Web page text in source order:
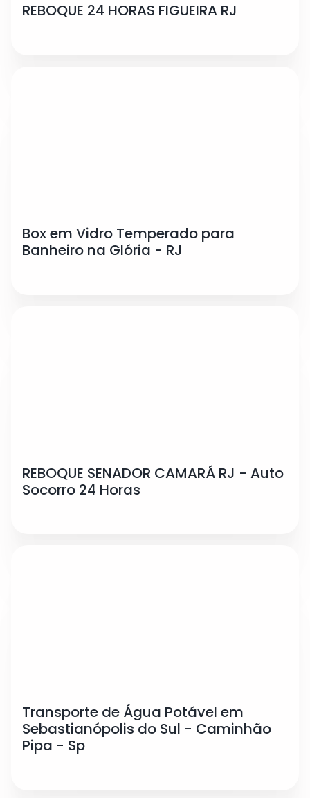
REBOQUE 24 HORAS FIGUEIRA RJ
Box em Vidro Temperado para
Banheiro na Glória - RJ
REBOQUE SENADOR CAMARÁ RJ - Auto
Socorro 24 Horas
Transporte de Água Potável em
Sebastianópolis do Sul - Caminhão
Pipa - Sp